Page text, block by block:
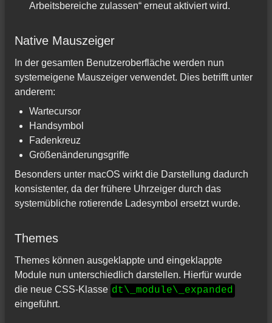
Arbeitsbereiche zulassen“ erneut aktiviert wird.
Native Mauszeiger
In der gesamten Benutzeroberfläche werden nun
systemeigene Mauszeiger verwendet. Dies betrifft unter
anderem:
Wartecursor
Handsymbol
Fadenkreuz
Größenänderungsgriffe
Besonders unter macOS wirkt die Darstellung dadurch
konsistenter, da der frühere Uhrzeiger durch das
systemübliche rotierende Ladesymbol ersetzt wurde.
Themes
Themes können ausgeklappte und eingeklappte
Module nun unterschiedlich darstellen. Hierfür wurde
die neue CSS-Klasse dt\_module\_expanded
eingeführt.